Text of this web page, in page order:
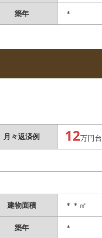
築年 ＊
月々返済例 12万円台
建物面積 ＊＊㎡
築年 ＊